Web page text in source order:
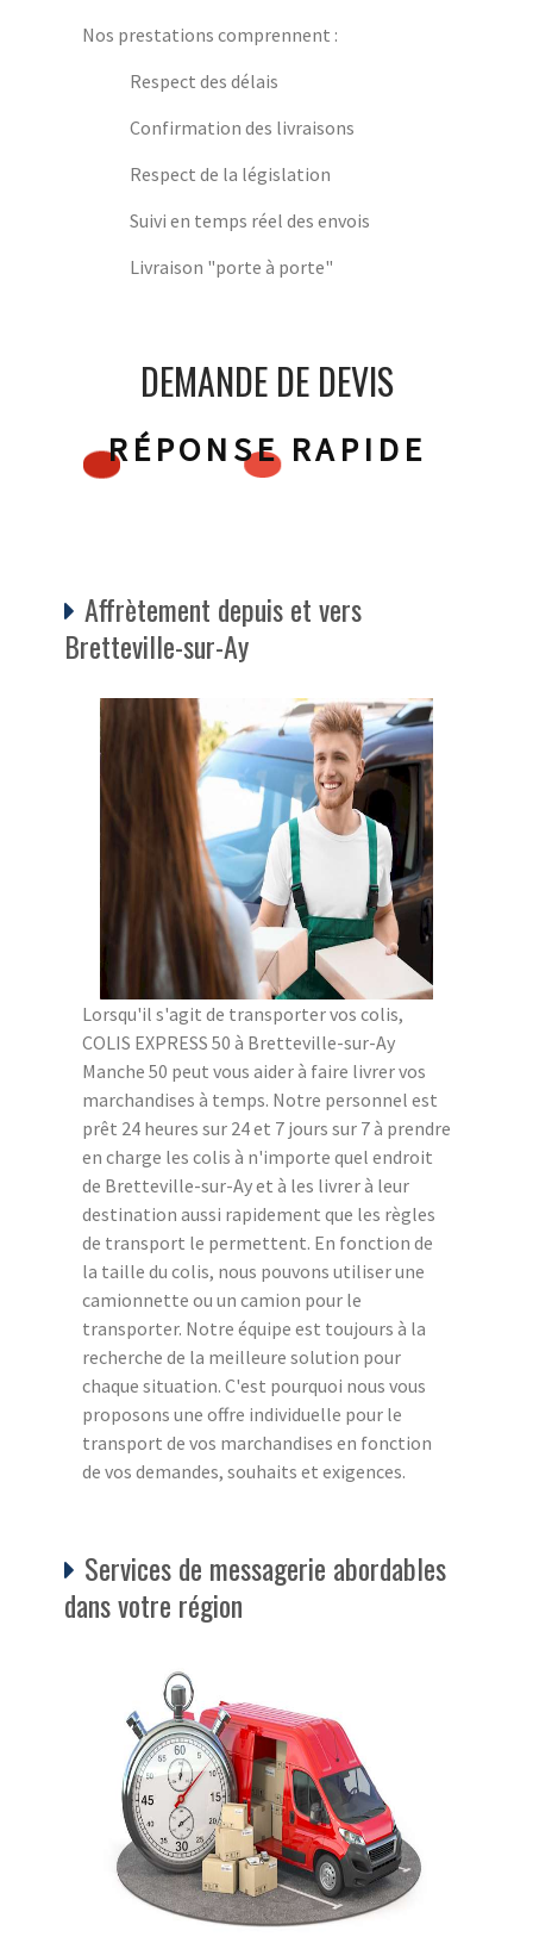
Nos prestations comprennent :
Respect des délais
Confirmation des livraisons
Respect de la législation
Suivi en temps réel des envois
Livraison "porte à porte"
DEMANDE DE DEVIS
RÉPONSE RAPIDE
Affrètement depuis et vers
Bretteville-sur-Ay
Lorsqu'il s'agit de transporter vos colis,
COLIS EXPRESS 50 à Bretteville-sur-Ay
Manche 50 peut vous aider à faire livrer vos
marchandises à temps. Notre personnel est
prêt 24 heures sur 24 et 7 jours sur 7 à prendre
en charge les colis à n'importe quel endroit
de Bretteville-sur-Ay et à les livrer à leur
destination aussi rapidement que les règles
de transport le permettent. En fonction de
la taille du colis, nous pouvons utiliser une
camionnette ou un camion pour le
transporter. Notre équipe est toujours à la
recherche de la meilleure solution pour
chaque situation. C'est pourquoi nous vous
proposons une offre individuelle pour le
transport de vos marchandises en fonction
de vos demandes, souhaits et exigences.
Services de messagerie abordables
dans votre région